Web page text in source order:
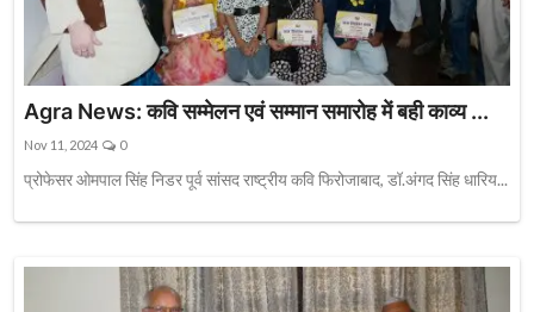
Agra News: कवि सम्मेलन एवं सम्मान समारोह में बही काव्य ...
Nov 11, 2024 0
प्रोफेसर ओमपाल सिंह निडर पूर्व सांसद राष्ट्रीय कवि फिरोजाबाद, डॉ.अंगद सिंह धारिय...